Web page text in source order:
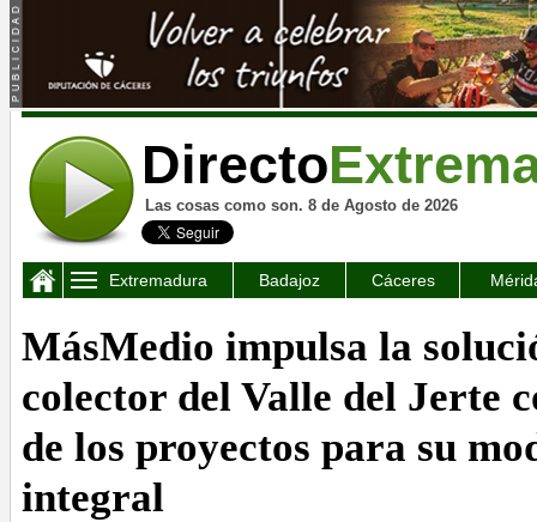
Directo
Las cosas como son. 8 de Agosto de 2026
Extremadura Badajoz Cáceres
MásMedio impulsa la
colector del Valle del Jerte
de los proyectos para su
integral